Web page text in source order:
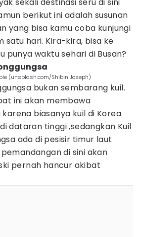
berikut ini adalah susunan
yang bisa kamu coba kunjungi
satu hari. Kira-kira, bisa ke
punya waktu sehari di Busan?
(unsplash.com/Shibin Joseph)
bukan sembarang kuil.
ini akan membawa
biasanya kuil di Korea
dataran tinggi ,sedangkan Kuil
ada di pesisir timur laut
pemandangan di sini akan
pernah hancur akibat